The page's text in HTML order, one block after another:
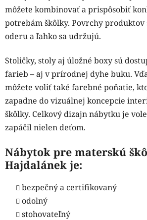
môžete kombinovať a prispôsobiť
potrebám škôlky. Povrchy produktov
oderu a ľahko sa udržujú.
Stoličky, stoly aj úložné boxy sú
farieb – aj v prírodnej dyhe buku.
môžete voliť také farebné poňatie,
zapadne do vizuálnej koncepcie
škôlky. Celkový dizajn nábytku je
zapáčil nielen deťom.
Nábytok pre materskú
Hajdalánek je:
bezpečný a certifikovaný
odolný
stohovateľný